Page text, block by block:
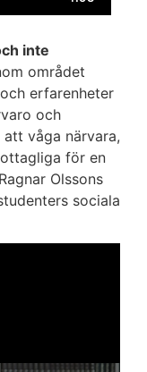
inte
området
erfarenheter
och
våga närvara,
för en
Olssons
sociala